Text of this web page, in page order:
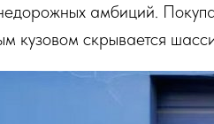
амбиций.
кузовом скрывается